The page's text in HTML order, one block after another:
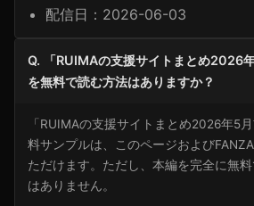
配信日：2026-06-03
Q. 「RUIMAの支援サイトまとめ2026
を無料で読む方法はありますか？
「RUIMAの支援サイトまとめ2026年5
料サンプルは、このページおよび
ただけます。ただし、本編を完全に無
はありません。